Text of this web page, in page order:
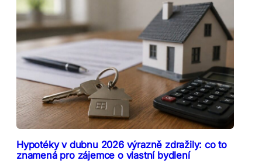
Hypotéky v dubnu 2026 výrazně zdražily: co to
znamená pro zájemce o vlastní bydlení